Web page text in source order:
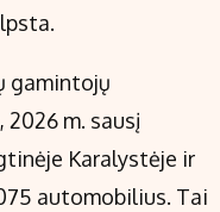
gamintojų
2026 m. sausį
Karalystėje ir
automobilius. Tai